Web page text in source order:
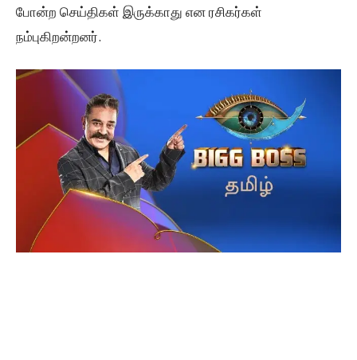
போன்ற செய்திகள் இருக்காது என ரசிகர்கள்
நம்புகிறன்றனர்.